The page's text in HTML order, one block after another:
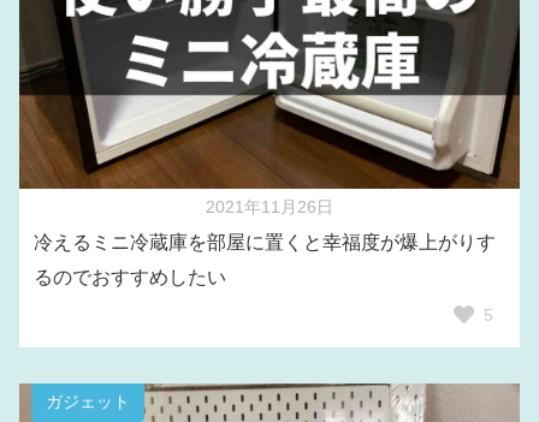
2021年11月26日
冷えるミニ冷蔵庫を部屋に置くと幸福度が爆上がりす
るのでおすすめしたい
5
ガジェット